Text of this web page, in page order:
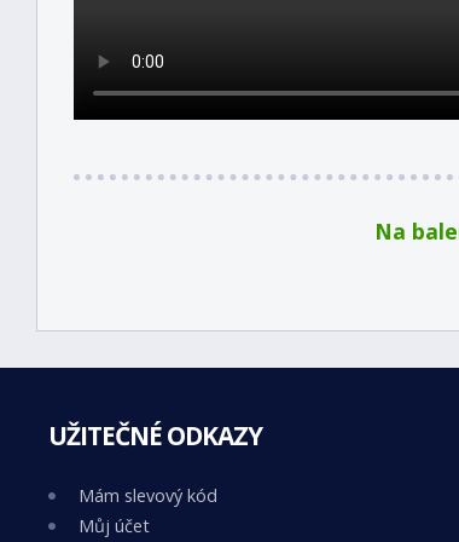
Na
UŽITEČNÉ ODKAZY
Mám slevový kód
Můj účet